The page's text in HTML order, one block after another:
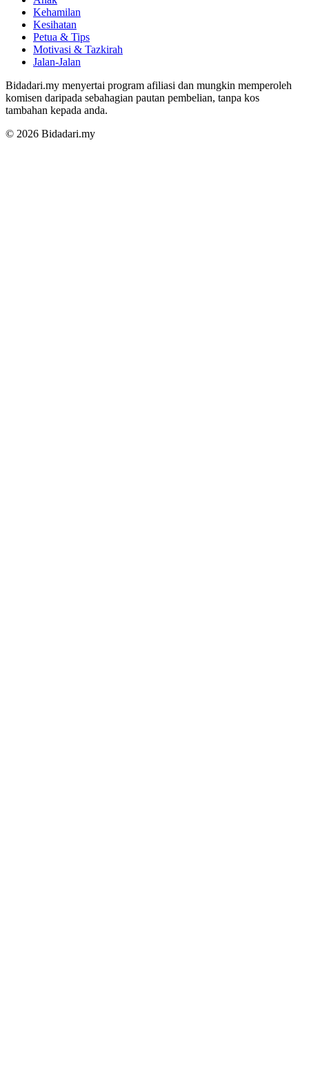
Kehamilan
Kesihatan
Petua & Tips
Motivasi & Tazkirah
Jalan-Jalan
Bidadari.my menyertai program afiliasi dan mungkin memperoleh
komisen daripada sebahagian pautan pembelian, tanpa kos
tambahan kepada anda.
© 2026 Bidadari.my